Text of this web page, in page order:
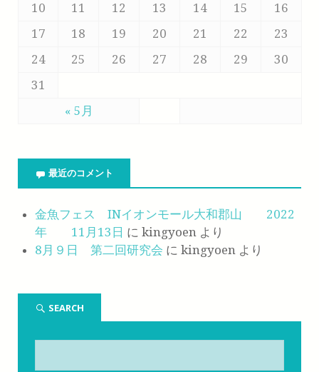
« 5月
10
11 12 13 14 15
16
17
18 19 20 21 22
23
24
25 26 27 28 29
30
31
最近のコメント
金魚フェス INイオンモール大和郡山 2022
年 11月13日 に kingyoen より
8月９日 第二回研究会 に kingyoen より
SEARCH